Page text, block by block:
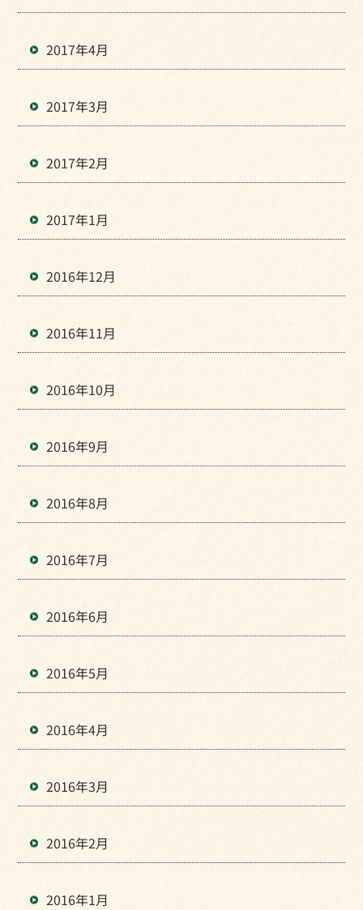
2017年4月
2017年3月
2017年2月
2017年1月
2016年12月
2016年11月
2016年10月
2016年9月
2016年8月
2016年7月
2016年6月
2016年5月
2016年4月
2016年3月
2016年2月
2016年1月